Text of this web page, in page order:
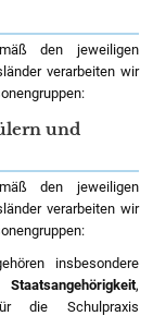
den jeweiligen
verarbeiten wir
und
den jeweiligen
verarbeiten wir
insbesondere
Staatsangehörigkeit,
die Schulpraxis